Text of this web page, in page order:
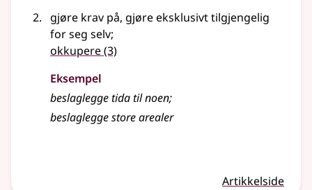
gjøre krav på, gjøre eksklusivt tilgjengelig
for seg selv;
okkupere(3)
Eksempel
beslaglegge tida til noen;
beslaglegge store arealer
Artikkelside